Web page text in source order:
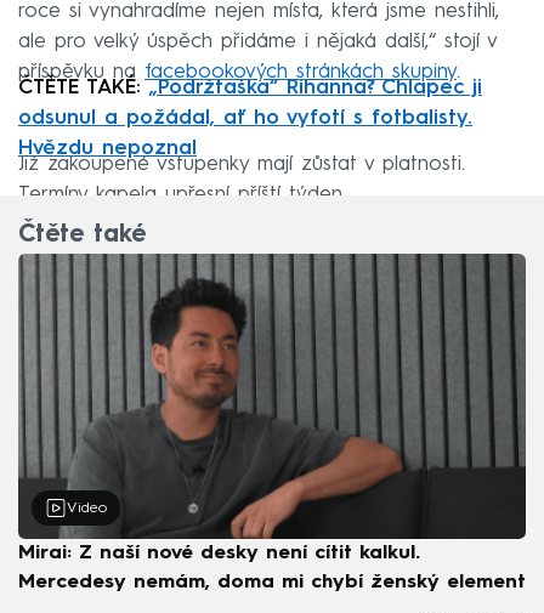
roce si vynahradíme nejen místa, která jsme nestihli,
ale pro velký úspěch přidáme i nějaká další,“ stojí v
příspěvku na facebookových stránkách skupiny.
ČTĚTE TAKÉ: „Podržtaška“ Rihanna? Chlapec ji
odsunul a požádal, ať ho vyfotí s fotbalisty.
Hvězdu nepoznal
Již zakoupené vstupenky mají zůstat v platnosti.
Termíny kapela upřesní příští týden.
Čtěte také
Video
Mirai: Z naší nové desky není cítit kalkul.
Mercedesy nemám, doma mi chybí ženský element